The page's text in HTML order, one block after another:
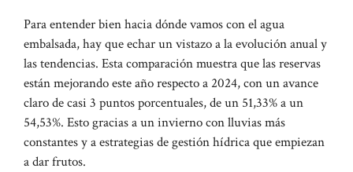
Para entender bien hacia dónde vamos con el agua
embalsada, hay que echar un vistazo a la evolución anual y
las tendencias. Esta comparación muestra que las reservas
están mejorando este año respecto a 2024, con un avance
claro de casi 3 puntos porcentuales, de un 51,33% a un
54,53%. Esto gracias a un invierno con lluvias más
constantes y a estrategias de gestión hídrica que empiezan
a dar frutos.